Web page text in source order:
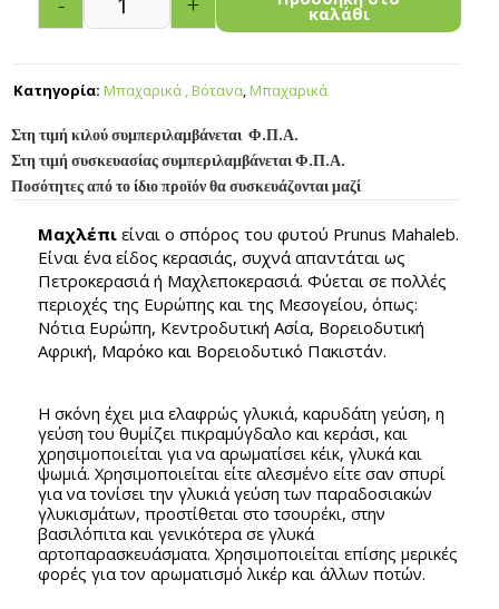
καλάθι
Κατηγορία: Μπαχαρικά , Βότανα,Μπαχαρικά
Στη τιμή κιλού συμπεριλαμβάνεται Φ.Π.Α.
Στη τιμή συσκευασίας συμπεριλαμβάνεται Φ.Π.Α.
Ποσότητες από το ίδιο προϊόν θα συσκευάζονται μαζί
Μαχλέπι είναι ο σπόρος του φυτού Prunus Mahaleb.
Είναι ένα είδος κερασιάς, συχνά απαντάται ως
Πετροκερασιά ή Μαχλεποκερασιά. Φύεται σε πολλές
περιοχές της Ευρώπης και της Μεσογείου, όπως:
Νότια Ευρώπη, Κεντροδυτική Ασία, Βορειοδυτική
Αφρική, Μαρόκο και Βορειοδυτικό Πακιστάν.
Η σκόνη έχει μια ελαφρώς γλυκιά, καρυδάτη γεύση, η
γεύση του θυμίζει πικραμύγδαλο και κεράσι, και
χρησιμοποιείται για να αρωματίσει κέικ, γλυκά και
ψωμιά. Χρησιμοποιείται είτε αλεσμένο είτε σαν σπυρί
για να τονίσει την γλυκιά γεύση των παραδοσιακών
γλυκισμάτων, προστίθεται στο τσουρέκι, στην
βασιλόπιτα και γενικότερα σε γλυκά
αρτοπαρασκευάσματα. Χρησιμοποιείται επίσης μερικές
φορές για τον αρωματισμό λικέρ και άλλων ποτών.